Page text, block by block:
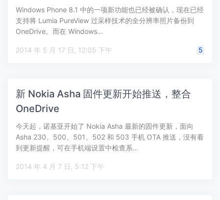
Windows Phone 8.1 中的一项新功能也已经被确认，现在已经
支持将 Lumia PureView 过采样技术的全分辨率照片备份到
OneDrive。而在 Windows…
2014 年 5 月 17 日, 12:05 下午 5
新 Nokia Asha 固件更新开始推送，整合
OneDrive
今天起，诺基亚开始了 Nokia Asha 最新的固件更新，面向
Asha 230、500、501、502 和 503 手机 OTA 推送，没有看
到更新提醒，可在手机端设置中检查系…
2014 年 4 月 7 日, 5:12 下午